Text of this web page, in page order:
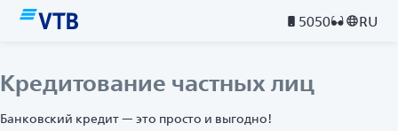
5050 RU
Кредитование частных лиц
Банковский кредит — это просто и выгодно!